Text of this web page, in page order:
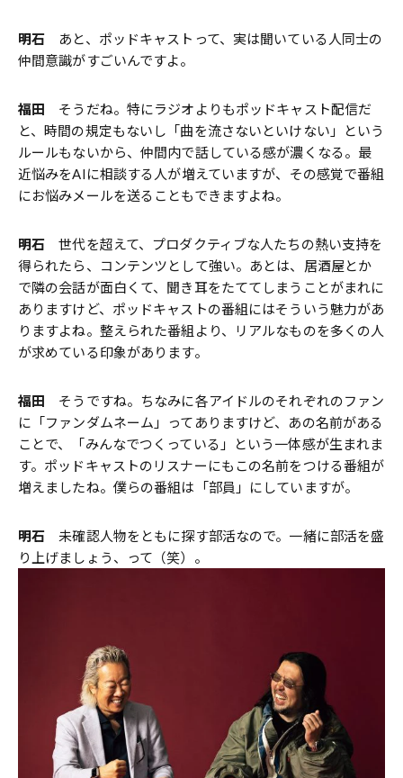
明石 あと、ポッドキャストって、実は聞いている人同士の
仲間意識がすごいんですよ。
福田
そうだね。特にラジオよりもポッドキャスト配信だ
と、時間の規定もないし「曲を流さないといけない」という
ルールもないから、仲間内で話している感が濃くなる。最
近悩みをAIに相談する人が増えていますが、その感覚で番組
にお悩みメールを送ることもできますよね。
明石 世代を超えて、プロダクティブな人たちの熱い支持を
得られたら、コンテンツとして強い。あとは、居酒屋とか
で隣の会話が面白くて、聞き耳をたててしまうことがまれに
ありますけど、ポッドキャストの番組にはそういう魅力があ
りますよね。整えられた番組より、リアルなものを多くの人
が求めている印象があります。
福田
そうですね。ちなみに各アイドルのそれぞれのファン
に「ファンダムネーム」ってありますけど、あの名前がある
ことで、「みんなでつくっている」という一体感が生まれま
す。ポッドキャストのリスナーにもこの名前をつける番組が
増えましたね。僕らの番組は「部員」にしていますが。
明石 未確認人物をともに探す部活なので。一緒に部活を盛
り上げましょう、って（笑）。